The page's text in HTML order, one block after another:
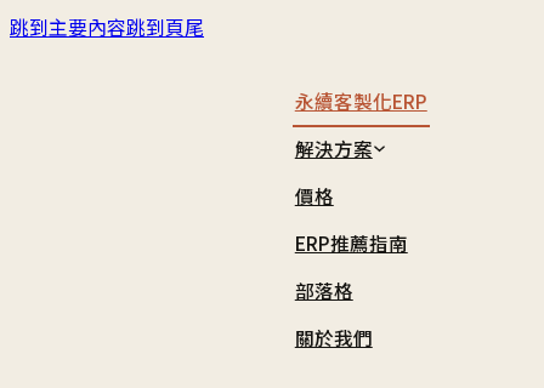
跳到主要內容跳到頁尾
永續客製化ERP
解決方案
價格
ERP推薦指南
部落格
關於我們